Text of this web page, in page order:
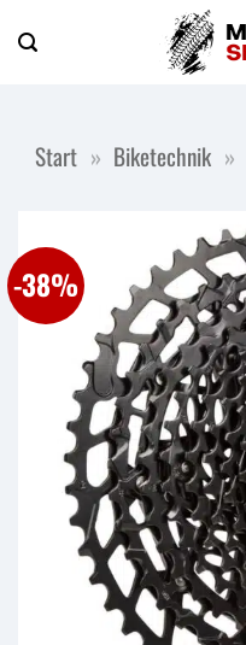
Inhalt
Start » Biketechnik »
-38%